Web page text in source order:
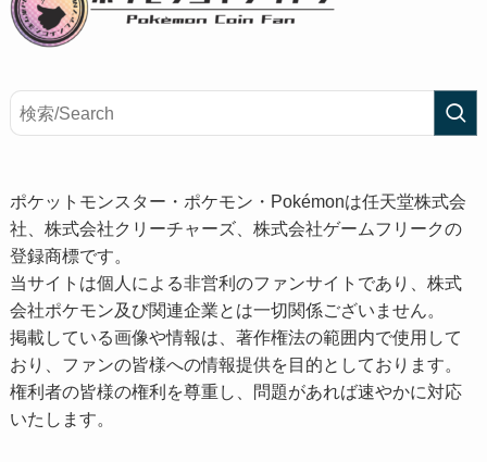
ポケットモンスター・ポケモン・Pokémonは任天堂株式会
社、株式会社クリーチャーズ、株式会社ゲームフリークの
登録商標です。
当サイトは個人による非営利のファンサイトであり、株式
会社ポケモン及び関連企業とは一切関係ございません。
掲載している画像や情報は、著作権法の範囲内で使用して
おり、ファンの皆様への情報提供を目的としております。
権利者の皆様の権利を尊重し、問題があれば速やかに対応
いたします。